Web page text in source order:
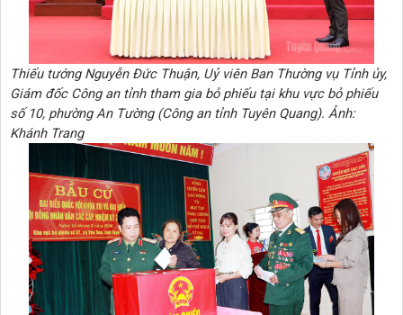
Thiếu tướng Nguyễn Đức Thuận, Uỷ viên Ban Thường vụ Tỉnh ủy,
Giám đốc Công an tỉnh tham gia bỏ phiếu tại khu vực bỏ phiếu
số 10, phường An Tường (Công an tỉnh Tuyên Quang). Ảnh:
Khánh Trang